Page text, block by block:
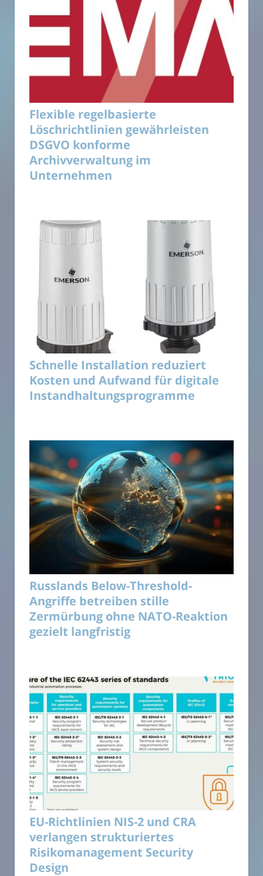
Flexible regelbasierte
Löschrichtlinien gewährleisten
DSGVO konforme
Archivverwaltung im
Unternehmen
Schnelle Installation reduziert
Kosten und Aufwand für digitale
Instandhaltungsprogramme
Russlands Below-Threshold-
Angriffe betreiben stille
Zermürbung ohne NATO-Reaktion
gezielt langfristig
EU-Richtlinien NIS-2 und CRA
verlangen strukturiertes
Risikomanagement Security
Design